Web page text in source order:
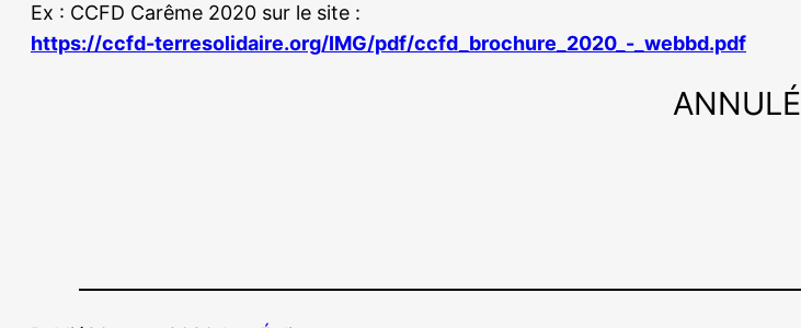
Ex : CCFD Carême 2020 sur le site :
https://ccfd-terresolidaire.org/IMG/pdf/ccfd_brochure_2020_-_webbd.pdf
ANNULÉ